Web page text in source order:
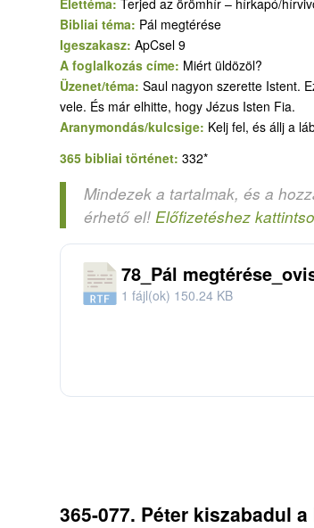
Élettéma: Terjed az örömhír – hírkapó/
Bibliai téma: Pál megtérése
Igeszakasz: ApCsel 9
A foglalkozás címe: Miért üldözöl?
Üzenet/téma: Saul nagyon szerette Istent.
vele. És már elhitte, hogy Jézus Isten Fia.
Aranymondás/kulcsige: Kelj fel, és állj a
365 bibliai történet: 332*
Mindezek a tartalmak, és a
érhető el! Előfizetéshez
78_Pál
1 fájl(ok) 150.24 KB
365-077. Péter kiszabadul